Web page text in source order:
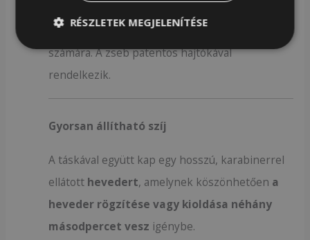
zseb található egy9×16,5×1,5 cm-es telefon
számára. A zseb patentos hajtókával
rendelkezik.
Gyorsan állítható szíj
A táskával együtt kap egy hosszú, karabinerrel
ellátott hevedert, amelynek köszönhetően a
heveder rögzítése vagy kioldása néhány
másodpercet vesz igénybe.
RÉSZLETEK MEGJELENÍTÉSE